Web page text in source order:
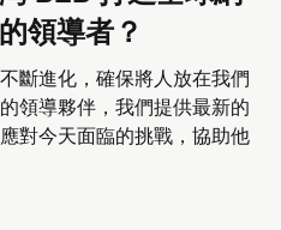
領導者？
斷進化，確保將人放在我們
領導夥伴，我們提供最新的
對今天面臨的挑戰，協助他